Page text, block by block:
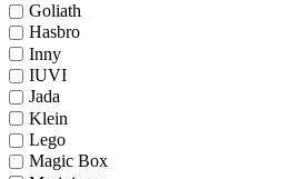
Goliath
Hasbro
Inny
IUVI
Jada
Klein
Lego
Magic Box